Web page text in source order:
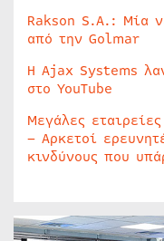
Rakson S.A.: Μία
από την Golmar
Η Ajax Systems
στο YouTube
Μεγάλες
– Αρκετοί
κινδύνους που